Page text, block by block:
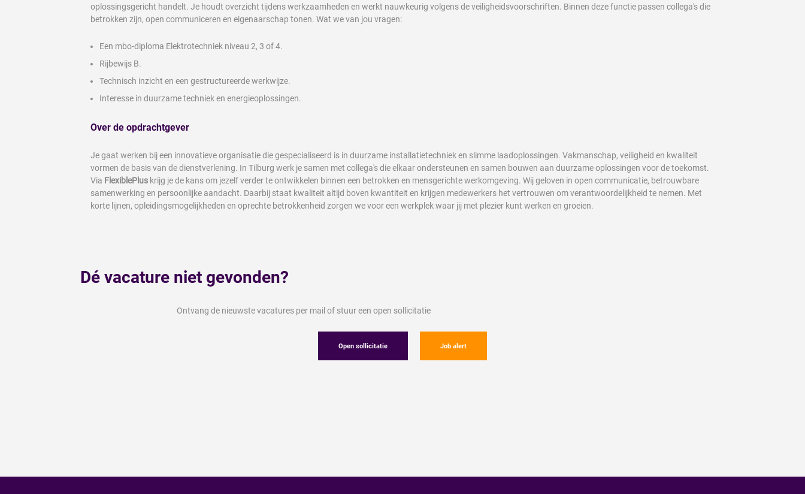
oplossingsgericht handelt. Je houdt overzicht tijdens werkzaamheden en werkt nauwkeurig volgens de veiligheidsvoorschriften. Binnen deze functie passen collega's die
betrokken zijn, open communiceren en eigenaarschap tonen. Wat we van jou vragen:
Een mbo-diploma Elektrotechniek niveau 2, 3 of 4.
Rijbewijs B.
Technisch inzicht en een gestructureerde werkwijze.
Interesse in duurzame techniek en energieoplossingen.
Over de opdrachtgever
Je gaat werken bij een innovatieve organisatie die gespecialiseerd is in duurzame installatietechniek en slimme laadoplossingen. Vakmanschap, veiligheid en kwaliteit
vormen de basis van de dienstverlening. In Tilburg werk je samen met collega's die elkaar ondersteunen en samen bouwen aan duurzame oplossingen voor de toekomst.
Via FlexiblePlus krijg je de kans om jezelf verder te ontwikkelen binnen een betrokken en mensgerichte werkomgeving. Wij geloven in open communicatie, betrouwbare
samenwerking en persoonlijke aandacht. Daarbij staat kwaliteit altijd boven kwantiteit en krijgen medewerkers het vertrouwen om verantwoordelijkheid te nemen. Met
korte lijnen, opleidingsmogelijkheden en oprechte betrokkenheid zorgen we voor een werkplek waar jij met plezier kunt werken en groeien.
Dé vacature niet gevonden?
Ontvang de nieuwste vacatures per mail of stuur een open sollicitatie
Open sollicitatie Job alert